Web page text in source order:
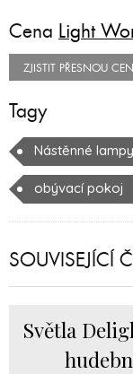
Cena Light
ZJISTIT PŘESNOU
Tagy
Nástěnné lampy
obývací pokoj
SOUVISEJÍCÍ
Světla